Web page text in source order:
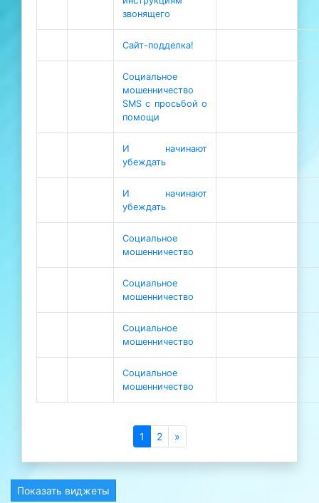
звонящего
Сайт-подделка!
Социальное
мошенничество
SMS с просьбой о
помощи
И начинают
убеждать
И начинают
убеждать
Социальное
мошенничество
Социальное
мошенничество
Социальное
мошенничество
Социальное
мошенничество
1 2 »
Показать виджеты